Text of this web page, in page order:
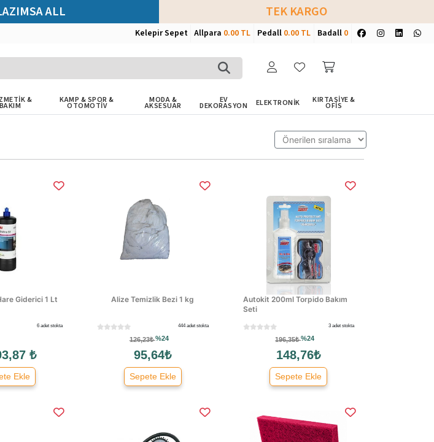
ALL TEK KARGO
Kelepir Sepet Allpara 0.00 TL Pedall 0.00 TL Badall 0
&
BAKIM
KAMP & SPOR &
OTOMOTİV
MODA &
AKSESUAR
EV
DEKORASYON ELEKTRONİK KIRTASİYE &
OFİS
Giderici 1 Lt
6 adet stokta
₺
Ekle
Alize Temizlik Bezi 1 kg
444 adet stokta
126,23₺%24
95,64₺
Sepete Ekle
Autokit 200ml Torpido Bakım
Seti
3 adet stokta
196,35₺%24
148,76₺
Sepete Ekle